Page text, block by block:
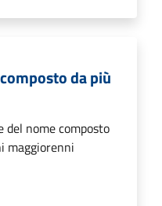
da più
del nome composto
maggiorenni